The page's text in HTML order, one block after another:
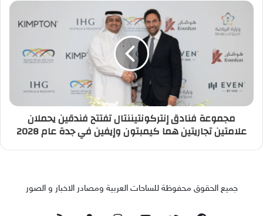
مجموعة فنادق إنتركونتيننتال تفتتح فندقين يحملان
علامتين تجاريتين هما كيمبتون وإيفين في جدة عام 2028
جميع الحقوق محفوظة للساحات العربية ومصادر الاخبار و الصور